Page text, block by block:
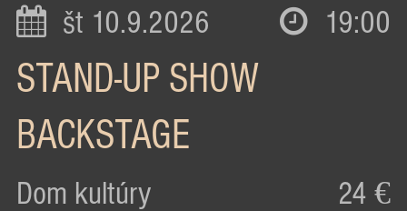
št 10.9.2026 19:00
STAND-UP SHOW
BACKSTAGE
Dom kultúry 24 €